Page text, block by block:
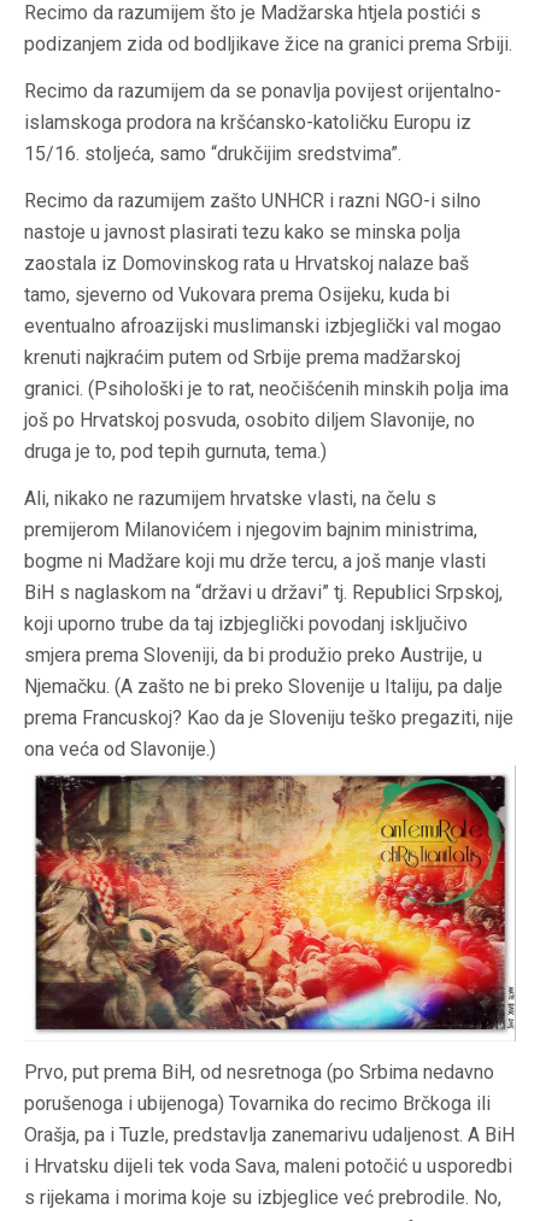
Recimo da razumijem što je Madžarska htjela postići s
podizanjem zida od bodljikave žice na granici prema Srbiji.
Recimo da razumijem da se ponavlja povijest orijentalno-
islamskoga prodora na kršćansko-katoličku Europu iz
15/16. stoljeća, samo “drukčijim sredstvima”.
Recimo da razumijem zašto UNHCR i razni NGO-i silno
nastoje u javnost plasirati tezu kako se minska polja
zaostala iz Domovinskog rata u Hrvatskoj nalaze baš
tamo, sjeverno od Vukovara prema Osijeku, kuda bi
eventualno afroazijski muslimanski izbjeglički val mogao
krenuti najkraćim putem od Srbije prema madžarskoj
granici. (Psihološki je to rat, neočišćenih minskih polja ima
još po Hrvatskoj posvuda, osobito diljem Slavonije, no
druga je to, pod tepih gurnuta, tema.)
Ali, nikako ne razumijem hrvatske vlasti, na čelu s
premijerom Milanovićem i njegovim bajnim ministrima,
bogme ni Madžare koji mu drže tercu, a još manje vlasti
BiH s naglaskom na “državi u državi” tj. Republici Srpskoj,
koji uporno trube da taj izbjeglički povodanj isključivo
smjera prema Sloveniji, da bi produžio preko Austrije, u
Njemačku. (A zašto ne bi preko Slovenije u Italiju, pa dalje
prema Francuskoj? Kao da je Sloveniju teško pregaziti, nije
ona veća od Slavonije.)
Prvo, put prema BiH, od nesretnoga (po Srbima nedavno
porušenoga i ubijenoga) Tovarnika do recimo Brčkoga ili
Orašja, pa i Tuzle, predstavlja zanemarivu udaljenost. A BiH
i Hrvatsku dijeli tek voda Sava, maleni potočić u usporedbi
s rijekama i morima koje su izbjeglice već prebrodile. No,